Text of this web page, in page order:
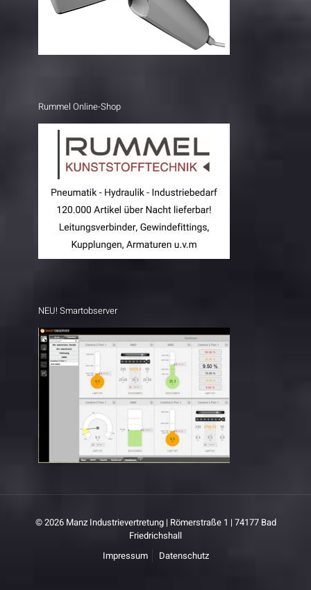
Rummel Online-Shop
NEU! Smartobserver
© 2026 Manz Industrievertretung | Römerstraße 1 | 74177 Bad
Friedrichshall
Impressum
Datenschutz